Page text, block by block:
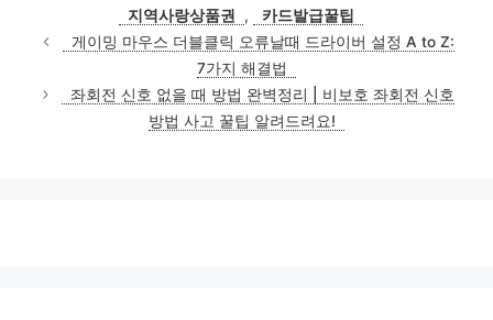
지역사랑상품권
,
카드발급꿀팁
게이밍 마우스 더블클릭 오류날때 드라이버 설정 A to Z:
7가지 해결법
좌회전 신호 없을 때 방법 완벽정리 | 비보호 좌회전 신호
방법 사고 꿀팁 알려드려요!